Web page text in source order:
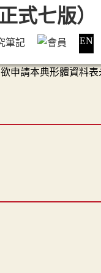
EN
欲申請本典形體資料